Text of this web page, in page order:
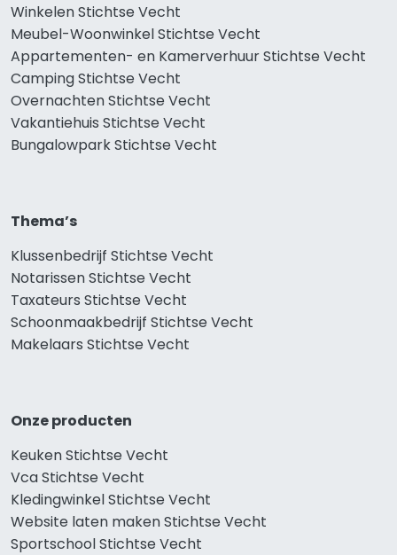
Winkelen Stichtse Vecht
Meubel-Woonwinkel Stichtse Vecht
Appartementen- en Kamerverhuur Stichtse Vecht
Camping Stichtse Vecht
Overnachten Stichtse Vecht
Vakantiehuis Stichtse Vecht
Bungalowpark Stichtse Vecht
Thema’s
Klussenbedrijf Stichtse Vecht
Notarissen Stichtse Vecht
Taxateurs Stichtse Vecht
Schoonmaakbedrijf Stichtse Vecht
Makelaars Stichtse Vecht
Onze producten
Keuken Stichtse Vecht
Vca Stichtse Vecht
Kledingwinkel Stichtse Vecht
Website laten maken Stichtse Vecht
Sportschool Stichtse Vecht